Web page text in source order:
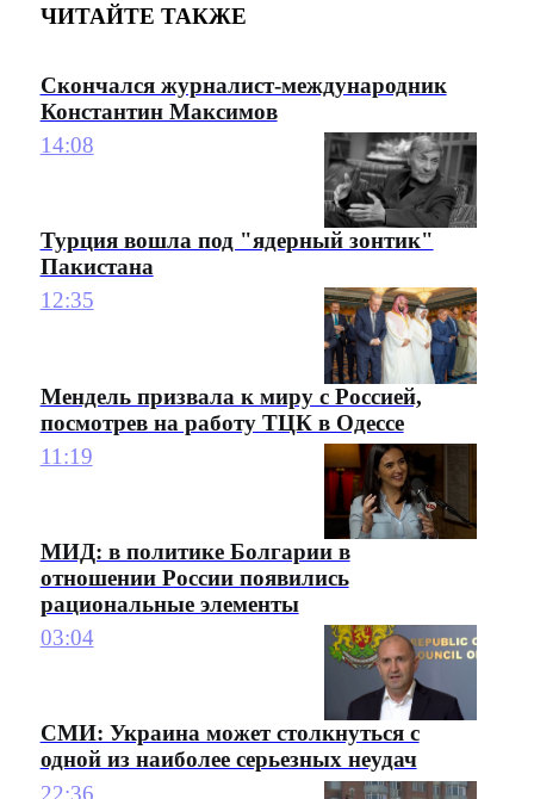
ЧИТАЙТЕ ТАКЖЕ
Скончался журналист-международник
Константин Максимов
14:08
Турция вошла под "ядерный зонтик"
Пакистана
12:35
Мендель призвала к миру с Россией,
посмотрев на работу ТЦК в Одессе
11:19
МИД: в политике Болгарии в
отношении России появились
рациональные элементы
03:04
СМИ: Украина может столкнуться с
одной из наиболее серьезных неудач
22:36